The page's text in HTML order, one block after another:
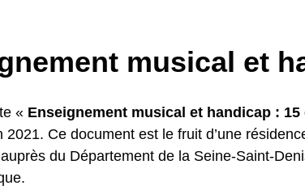
musical et
« Enseignement musical et handicap :
2021. Ce document est le fruit d’une
du Département de la Seine-Saint-